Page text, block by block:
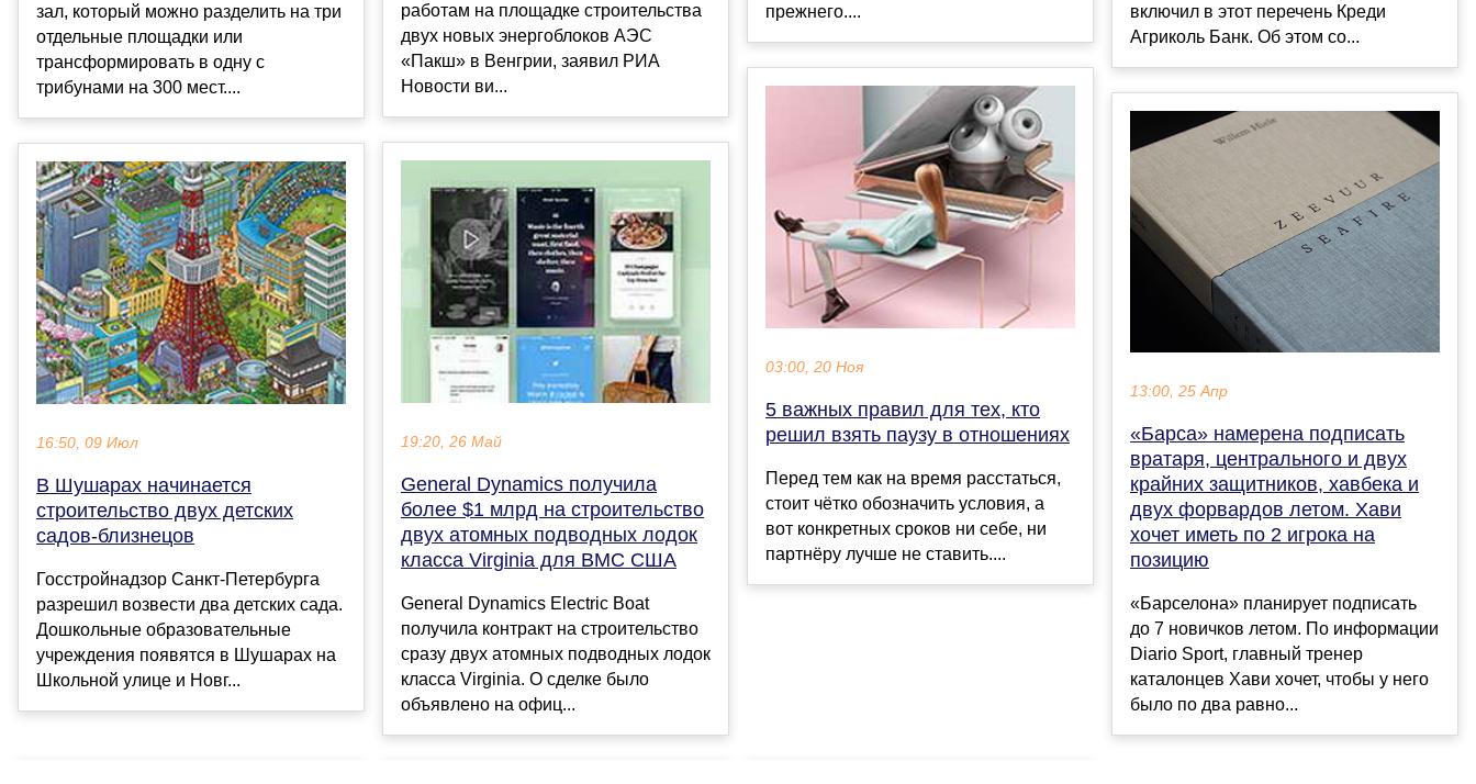
зал, который можно разделить на три
отдельные площадки или
трансформировать в одну с
трибунами на 300 мест....
16:50, 09 Июл
В Шушарах начинается
строительство двух детских
садов-близнецов
Госстройнадзор Санкт‑Петербурга
разрешил возвести два детских сада.
Дошкольные образовательные
учреждения появятся в Шушарах на
Школьной улице и Новг...
работам на площадке строительства
двух новых энергоблоков АЭС
«Пакш» в Венгрии, заявил РИА
Новости ви...
19:20, 26 Май
General Dynamics получила
более $1 млрд на строительство
двух атомных подводных лодок
класса Virginia для ВМС США
General Dynamics Electric Boat
получила контракт на строительство
сразу двух атомных подводных лодок
класса Virginia. О сделке было
объявлено на офиц...
прежнего....
03:00, 20 Ноя
5 важных правил для тех, кто
решил взять паузу в отношениях
Перед тем как на время расстаться,
стоит чётко обозначить условия, а
вот конкретных сроков ни себе, ни
партнёру лучше не ставить....
включил в этот перечень Креди
Агриколь Банк. Об этом со...
13:00, 25 Апр
«Барса» намерена подписать
вратаря, центрального и двух
крайних защитников, хавбека и
двух форвардов летом. Хави
хочет иметь по 2 игрока на
позицию
«Барселона» планирует подписать
до 7 новичков летом. По информации
Diario Sport, главный тренер
каталонцев Хави хочет, чтобы у него
было по два равно...